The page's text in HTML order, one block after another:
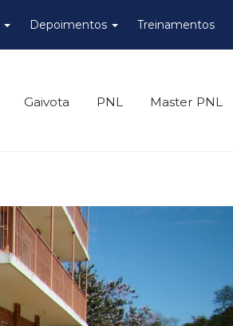
Depoimentos Treinamentos
Gaivota PNL Master PNL